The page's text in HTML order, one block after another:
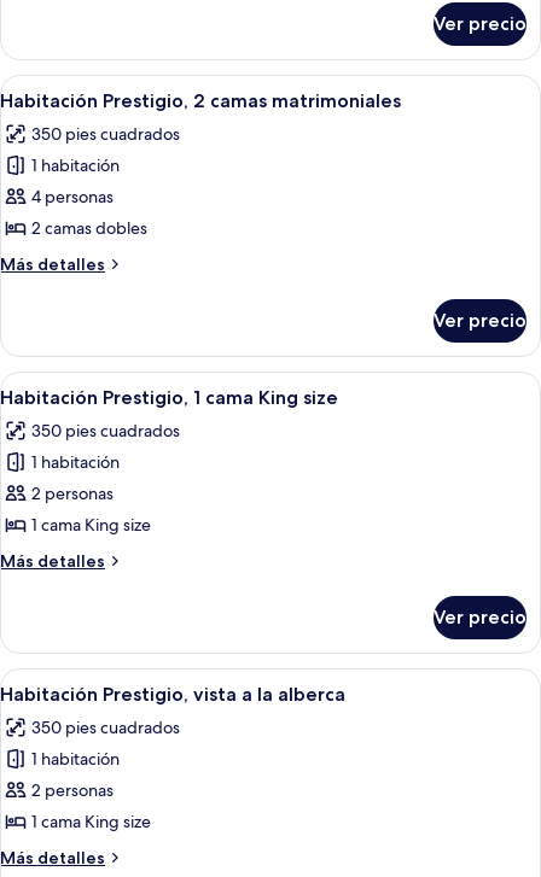
la
alberca
Premier,
vista
a
alberca
Ver precio
Abrir
todas
las
fotos
de
Habitación
Prestigio,
2
matrimoniales
Habitación de hotel con dos camas,
4
Habitación Prestigio, 2 camas matrimoniales
350 pies cuadrados
1 habitación
4 personas
2 camas dobles
Más detalles
Más
Prestigio,
camas
Ver precio
Abrir
todas
las
fotos
de
Habitación
Prestigio,
1
King
size
Habitación de hotel con una cama,
5
Habitación Prestigio, 1 cama King size
350 pies cuadrados
1 habitación
2 personas
1 cama King size
Más detalles
Más
Prestigio,
cama
size
Ver precio
Abrir
todas
las
fotos
de
Habitación
Prestigio,
Habitación de hotel con una cama,
5
Habitación Prestigio, vista a la alberca
350 pies cuadrados
1 habitación
2 personas
1 cama King size
Más detalles
Más